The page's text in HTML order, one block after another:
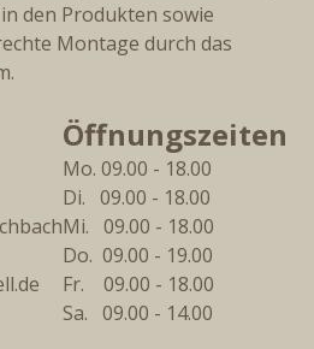
den Produkten sowie
Montage durch das
Öffnungszeiten
Mo. 09.00 - 18.00
Di.   09.00 - 18.00
Mi.   09.00 - 18.00
Do.  09.00 - 19.00
Fr.    09.00 - 18.00
Sa.   09.00 - 14.00